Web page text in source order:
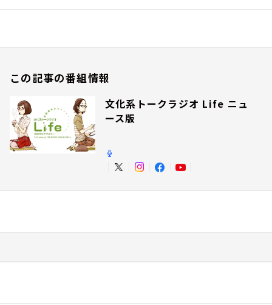
この記事の番組情報
文化系トークラジオ Life ニュ
ース版